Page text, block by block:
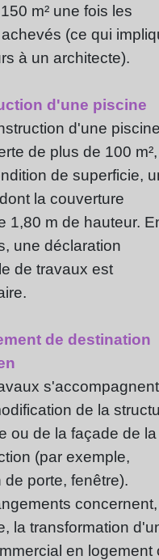
m² une fois les
(ce qui
à un architecte).
d'une piscine
d'une piscine
de plus de 100
de superficie,
la couverture
1,80 m de hauteur.
une déclaration
de travaux est
de destination
s'accompagnent
de la
ou de la façade de la
(par exemple,
de porte, fenêtre).
la transformation
en logement